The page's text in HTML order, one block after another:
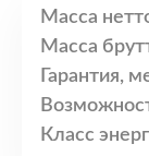
Масса
Масса
Гарантия,
Класс